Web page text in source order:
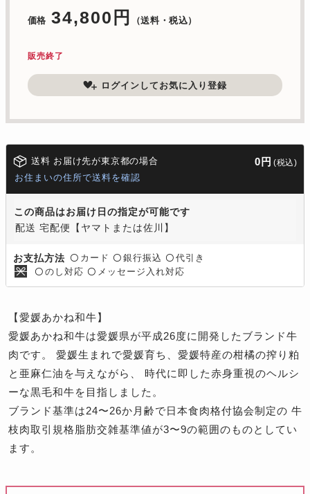
価格 34,800円 （送料・税込）
販売終了
ログインしてお気に入り登録
送料 お届け先が東京都の場合 0円 (税込)
お住まいの住所で送料を確認
この商品はお届け日の指定が可能です
配送 宅配便【ヤマトまたは佐川】
お支払方法 〇 カード 〇 銀行振込 〇 代引き
〇 のし対応 〇 メッセージ入れ対応
【愛媛あかね和牛】
愛媛あかね和牛は愛媛県が平成26度に開発したブランド牛
肉です。 愛媛生まれで愛媛育ち、愛媛特産の柑橘の搾り粕
と亜麻仁油を与えながら、 時代に即した赤身重視のヘルシ
ーな黒毛和牛を目指しました。
ブランド基準は24〜26か月齢で日本食肉格付協会制定の 牛
枝肉取引規格脂肪交雑基準値が3〜9の範囲のものとしてい
ます。